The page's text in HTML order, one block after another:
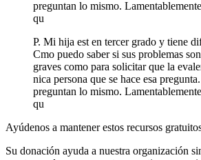
preguntan lo mismo.
qu
P. Mi hija est en tercer grado y tiene
Cmo puedo saber si sus problemas
graves como para solicitar que la
nica persona que se hace esa
preguntan lo mismo.
qu
Ayúdenos a mantener estos recursos
Su donación ayuda a nuestra organización